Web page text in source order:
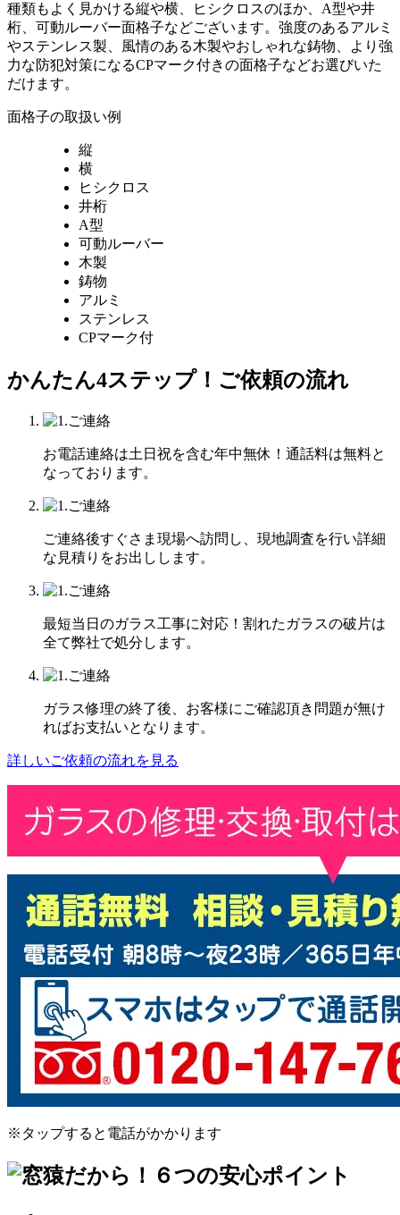
種類もよく見かける縦や横、ヒシクロスのほか、A型や井
桁、可動ルーバー面格子などございます。強度のあるアルミ
やステンレス製、風情のある木製やおしゃれな鋳物、より強
力な防犯対策になるCPマーク付きの面格子などお選びいた
だけます。
面格子の取扱い例
縦
横
ヒシクロス
井桁
A型
可動ルーバー
木製
鋳物
アルミ
ステンレス
CPマーク付
かんたん4ステップ！ ご依頼の流れ
お電話連絡は土日祝を含む年中無休！通話料は無料と
なっております。
ご連絡後すぐさま現場へ訪問し、現地調査を行い詳細
な見積りをお出しします。
最短当日のガラス工事に対応！割れたガラスの破片は
全て弊社で処分します。
ガラス修理の終了後、お客様にご確認頂き問題が無け
ればお支払いとなります。
詳しいご依頼の流れを見る
※タップすると電話がかかります